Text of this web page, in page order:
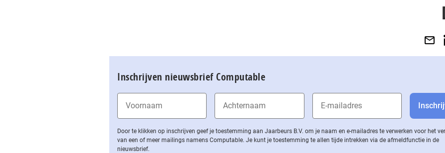
Inschrijven nieuwsbrief Computable
Door te klikken op inschrijven geef je toestemming aan Jaarbeurs B.V. om je naam en e-mailadres te verwerken voor het
van een of meer mailings namens Computable. Je kunt je toestemming te allen tijde intrekken via de af­meld­func­tie in de
nieuwsbrief.